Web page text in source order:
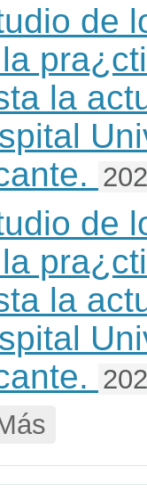
de
la
de
la